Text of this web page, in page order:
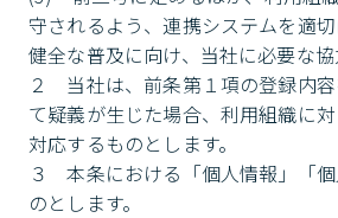
守されるよう、連携システムを適
健全な普及に向け、当社に必要な
２　当社は、前条第１項の登録内
て疑義が生じた場合、利用組織に
対応するものとします。
３　本条における「個人情報」「
のとします。